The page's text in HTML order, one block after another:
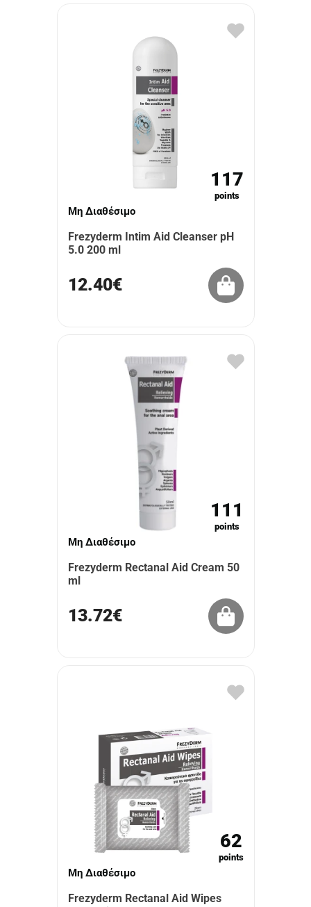
117
points
Μη Διαθέσιμο
Frezyderm Intim Aid Cleanser pH
5.0 200 ml
12.40€
111
points
Μη Διαθέσιμο
Frezyderm Rectanal Aid Cream 50
ml
13.72€
62
points
Μη Διαθέσιμο
Frezyderm Rectanal Aid Wipes